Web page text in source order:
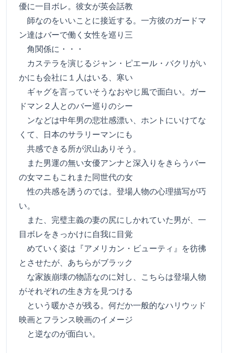
優に一目ボレ。彼女が英会話教
師なのをいいことに接近する。一方彼のガードマ
ン達はバーで働く女性を巡り三
角関係に・・・
カステラを演じるジャン・ピエール・バクリがい
かにも会社に１人はいる、寒い
ギャグを言っていそうなおやじ風で面白い。ガー
ドマン２人とのバー巡りのシー
ンなどは中年男の悲壮感漂い、ホントにいけてな
くて、日本のサラリーマンにも
共感できる所が沢山ありそう。
また男運の無い女優アンナと深入りをきらうバー
の女マニもこれまた同世代の女
性の共感を誘うのでは。登場人物の心理描写が巧
い。
また、完璧主義の妻の尻にしかれていた男が、一
目ボレをきっかけに自我に目覚
めていく姿は『アメリカン・ビューティ』を彷彿
とさせたが、あちらがブラック
な家族崩壊の物語なのに対し、こちらは登場人物
がそれぞれの生き方を見つける
という暖かさが残る。何だか一般的なハリウッド
映画とフランス映画のイメージ
と逆なのが面白い。